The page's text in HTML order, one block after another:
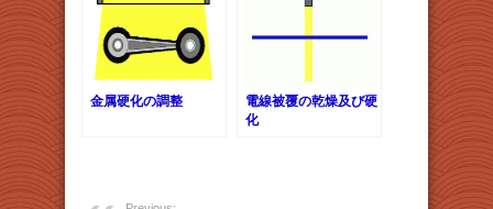
金属硬化の調整
電線被覆の乾燥及び硬
化